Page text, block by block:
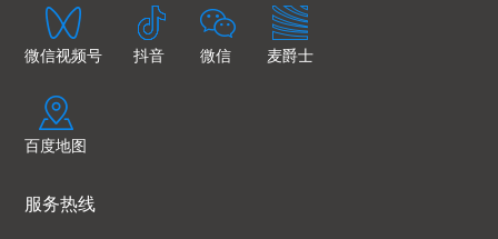
微信视频号 抖音 微信 麦爵士
百度地图
服务热线